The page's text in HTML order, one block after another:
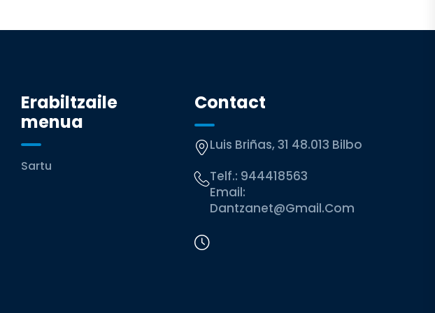
Erabiltzaile
menua
Sartu
Contact
Luis Briñas, 31 48.013 Bilbo
Telf.: 944418563
Email:
Dantzanet@gmail.com